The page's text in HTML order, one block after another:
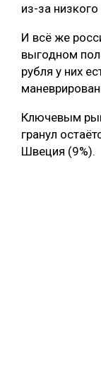
из-за
И всё же
выгодном
рубля у них
Ключевым
гранул
Швеция (9%).